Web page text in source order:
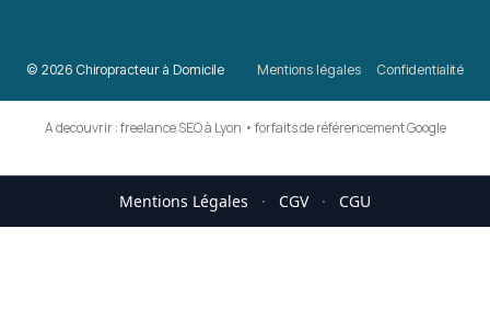
© 2026 Chiropracteur à Domicile Mentions légales Confidentialité
A decouvrir :freelance SEO à Lyon • forfaits de référencement Google
Mentions Légales · CGV · CGU